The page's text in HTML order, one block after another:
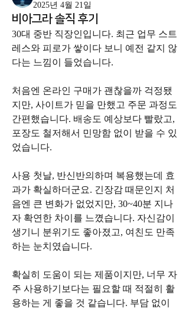
2025년 4월 21일
비아그라 솔직 후기
30대 중반 직장인입니다. 최근 업무 스트
레스와 피로가 쌓이다 보니 예전 같지 않
다는 느낌이 들었습니다.
처음엔 온라인 구매가 괜찮을까 걱정됐
지만, 사이트가 믿을 만했고 주문 과정도
간편했습니다. 배송도 예상보다 빨랐고,
포장도 철저해서 민망함 없이 받을 수 있
었습니다.
사용 첫날, 반신반의하며 복용했는데 효
과가 확실하더군요. 긴장감 때문인지 처
음엔 큰 변화가 없었지만, 30~40분 지나
자 확연한 차이를 느꼈습니다. 자신감이
생기니 분위기도 좋아졌고, 여친도 만족
하는 눈치였습니다.
확실히 도움이 되는 제품이지만, 너무 자
주 사용하기보다는 필요할 때 적절히 활
용하는 게 좋을 것 같습니다. 부담 없이